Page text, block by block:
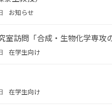
お知らせ
室訪問「合成・生物化学専攻
在学生向け
在学生向け